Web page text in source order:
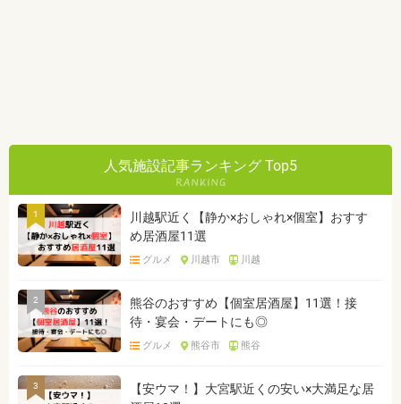
人気施設記事ランキング Top5
1
川越駅近く【静か×おしゃれ×個室】おすす
め居酒屋11選
グルメ 川越市 川越
2
熊谷のおすすめ【個室居酒屋】11選！接
待・宴会・デートにも◎
グルメ 熊谷市 熊谷
3
【安ウマ！】大宮駅近くの安い×大満足な居